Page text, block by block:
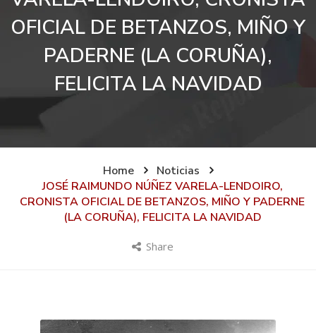
OFICIAL DE BETANZOS, MIÑO Y
PADERNE (LA CORUÑA),
FELICITA LA NAVIDAD
Home
Noticias
JOSÉ RAIMUNDO NÚÑEZ VARELA-LENDOIRO,
CRONISTA OFICIAL DE BETANZOS, MIÑO Y PADERNE
(LA CORUÑA), FELICITA LA NAVIDAD
Share